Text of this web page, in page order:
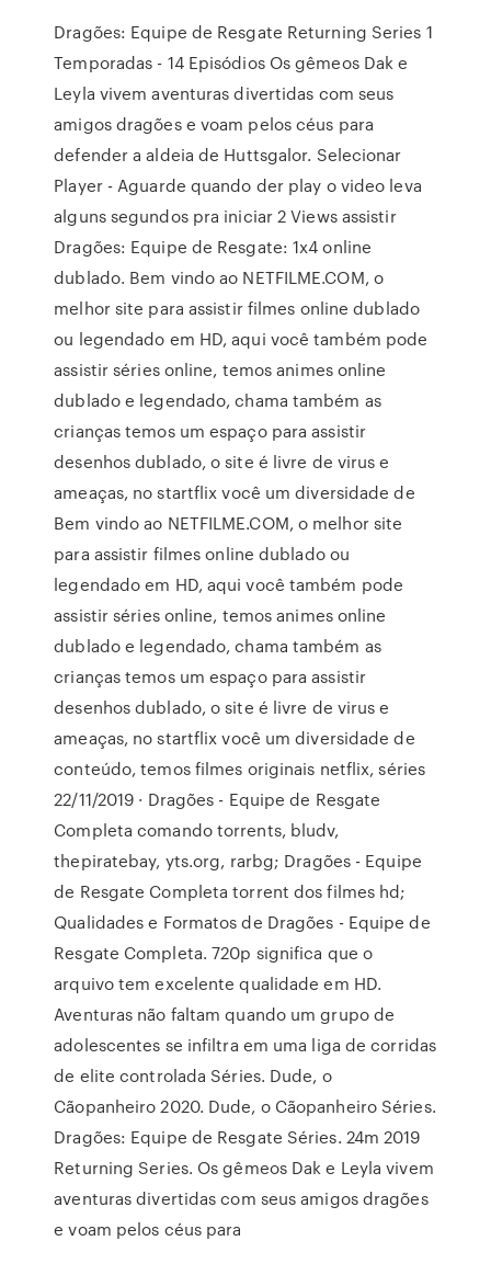
Dragões: Equipe de Resgate Returning Series 1
Temporadas - 14 Episódios Os gêmeos Dak e
Leyla vivem aventuras divertidas com seus
amigos dragões e voam pelos céus para
defender a aldeia de Huttsgalor. Selecionar
Player - Aguarde quando der play o video leva
alguns segundos pra iniciar 2 Views assistir
Dragões: Equipe de Resgate: 1x4 online
dublado. Bem vindo ao NETFILME.COM, o
melhor site para assistir filmes online dublado
ou legendado em HD, aqui você também pode
assistir séries online, temos animes online
dublado e legendado, chama também as
crianças temos um espaço para assistir
desenhos dublado, o site é livre de virus e
ameaças, no startflix você um diversidade de
Bem vindo ao NETFILME.COM, o melhor site
para assistir filmes online dublado ou
legendado em HD, aqui você também pode
assistir séries online, temos animes online
dublado e legendado, chama também as
crianças temos um espaço para assistir
desenhos dublado, o site é livre de virus e
ameaças, no startflix você um diversidade de
conteúdo, temos filmes originais netflix, séries
22/11/2019 · Dragões - Equipe de Resgate
Completa comando torrents, bludv,
thepiratebay, yts.org, rarbg; Dragões - Equipe
de Resgate Completa torrent dos filmes hd;
Qualidades e Formatos de Dragões - Equipe de
Resgate Completa. 720p significa que o
arquivo tem excelente qualidade em HD.
Aventuras não faltam quando um grupo de
adolescentes se infiltra em uma liga de corridas
de elite controlada Séries. Dude, o
Cãopanheiro 2020. Dude, o Cãopanheiro Séries.
Dragões: Equipe de Resgate Séries. 24m 2019
Returning Series. Os gêmeos Dak e Leyla vivem
aventuras divertidas com seus amigos dragões
e voam pelos céus para